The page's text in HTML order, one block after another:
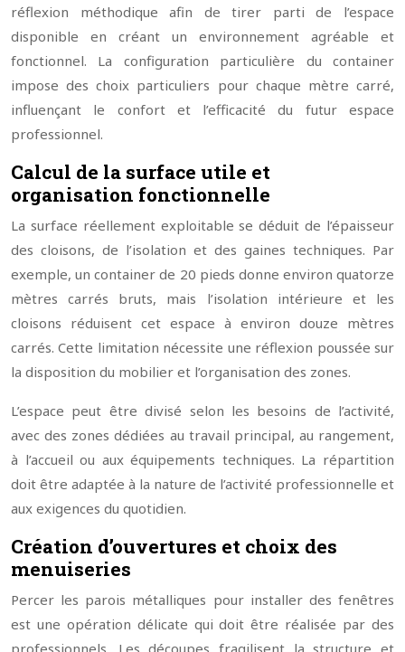
réflexion méthodique afin de tirer parti de l’espace
disponible en créant un environnement agréable et
fonctionnel. La configuration particulière du container
impose des choix particuliers pour chaque mètre carré,
influençant le confort et l’efficacité du futur espace
professionnel.
Calcul de la surface utile et
organisation fonctionnelle
La surface réellement exploitable se déduit de l’épaisseur
des cloisons, de l’isolation et des gaines techniques. Par
exemple, un container de 20 pieds donne environ quatorze
mètres carrés bruts, mais l’isolation intérieure et les
cloisons réduisent cet espace à environ douze mètres
carrés. Cette limitation nécessite une réflexion poussée sur
la disposition du mobilier et l’organisation des zones.
L’espace peut être divisé selon les besoins de l’activité,
avec des zones dédiées au travail principal, au rangement,
à l’accueil ou aux équipements techniques. La répartition
doit être adaptée à la nature de l’activité professionnelle et
aux exigences du quotidien.
Création d’ouvertures et choix des
menuiseries
Percer les parois métalliques pour installer des fenêtres
est une opération délicate qui doit être réalisée par des
professionnels. Les découpes fragilisent la structure et